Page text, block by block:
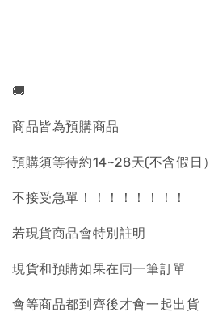
🚚
商品皆為預購商品
預購須等待約14~28天(不含假日）
不接受急單！！！！！！！！
若現貨商品會特別註明
現貨和預購如果在同一筆訂單
會等商品都到齊後才會一起出貨